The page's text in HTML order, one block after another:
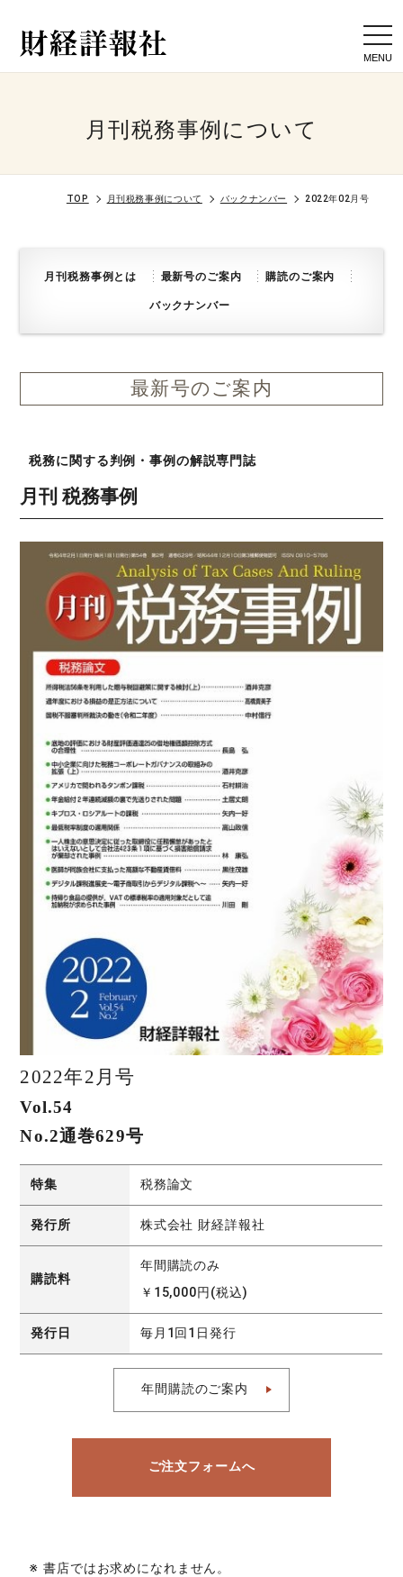
月刊税務事例について
TOP 月刊税務事例について バックナンバー 2022年02月号
月刊税務事例とは 最新号のご案内 購読のご案内
バックナンバー
最新号のご案内
税務に関する判例・事例の解説専門誌
月刊 税務事例
2022年2月号
Vol.54
No.2通巻629号
特集 税務論文
発行所 株式会社 財経詳報社
購読料
年間購読のみ
￥15,000円(税込)
発行日 毎月1回1日発行
年間購読のご案内
ご注文フォームへ
※ 書店ではお求めになれません。